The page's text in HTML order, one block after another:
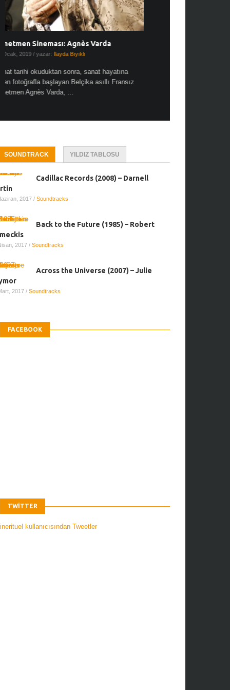
Cadillac Records (2008) – Darnell
2017 Soundtracks
2017 Soundtracks
2017 Soundtracks
kullanıcısından Tweetler